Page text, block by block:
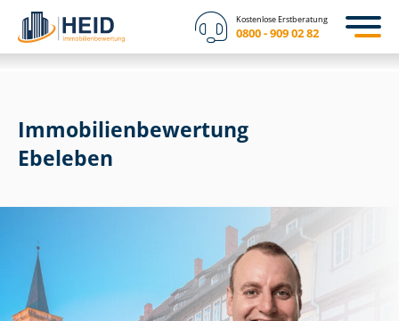
Kostenlose Erstberatung
0800 - 909 02 82
Immobilien­bewertung
Ebeleben